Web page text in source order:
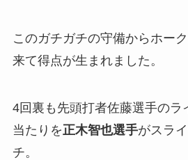
このガチガチの守備からホー
来て得点が生まれました。
4回裏も先頭打者佐藤選手のラ
当たりを正木智也選手がスラ
チ。